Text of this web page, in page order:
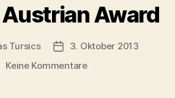
Austrian Award
Tursics Veröffentlichungsdatum
3. Oktober 2013
Keine Kommentarezu